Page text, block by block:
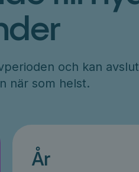
och kan
när som helst.
År